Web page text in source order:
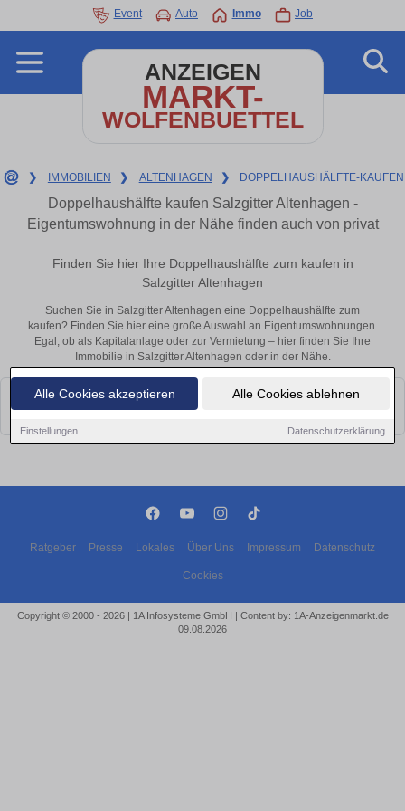
Alle Cookies akzeptieren Alle Cookies ablehnen
Einstellungen Datenschutzerklärung
Event Auto Immo Job
ANZEIGEN
MARKT-
WOLFENBUETTEL
❯ IMMOBILIEN ❯ ALTENHAGEN ❯ DOPPELHAUSHÄLFTE-KAUFEN
Doppelhaushälfte kaufen Salzgitter Altenhagen -
Eigentumswohnung in der Nähe finden auch von privat
Finden Sie hier Ihre Doppelhaushälfte zum kaufen in
Salzgitter Altenhagen
Suchen Sie in Salzgitter Altenhagen eine Doppelhaushälfte zum
kaufen? Finden Sie hier eine große Auswahl an Eigentumswohnungen.
Egal, ob als Kapitalanlage oder zur Vermietung – hier finden Sie Ihre
Immobilie in Salzgitter Altenhagen oder in der Nähe.
Leider konnten wir derzeit keine passenden Objekte finden. Schauen Sie
bald wieder vorbei!
Ratgeber Presse Lokales Über Uns Impressum Datenschutz
Cookies
Copyright © 2000 - 2026 | 1A Infosysteme GmbH | Content by: 1A-Anzeigenmarkt.de
09.08.2026